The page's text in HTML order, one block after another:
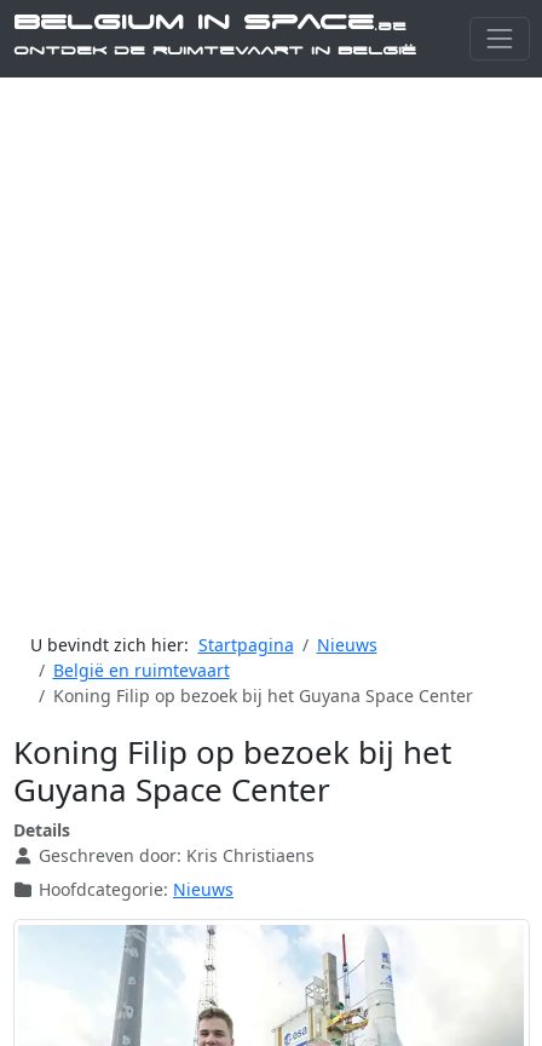
Belgium in Space.be
Ontdek de ruimtevaart in België
U bevindt zich hier: Startpagina
Nieuws
België en ruimtevaart
Koning Filip op bezoek bij het Guyana Space Center
Koning Filip op bezoek bij het
Guyana Space Center
Details
Geschreven door: Kris Christiaens
Hoofdcategorie: Nieuws